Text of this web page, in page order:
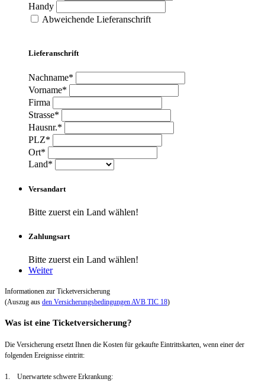
Handy
Abweichende Lieferanschrift
Lieferanschrift
Nachname*
Vorname*
Firma
Strasse*
Hausnr.*
PLZ*
Ort*
Land*
Versandart
Bitte zuerst ein Land wählen!
Zahlungsart
Bitte zuerst ein Land wählen!
Weiter
Informationen zur Ticketversicherung
(Auszug aus den Versicherungsbedingungen AVB TIC 18)
Was ist eine Ticketversicherung?
Die Versicherung ersetzt Ihnen die Kosten für gekaufte Eintrittskarten, wenn einer der
folgenden Ereignisse eintritt:
1. Unerwartete schwere Erkrankung: